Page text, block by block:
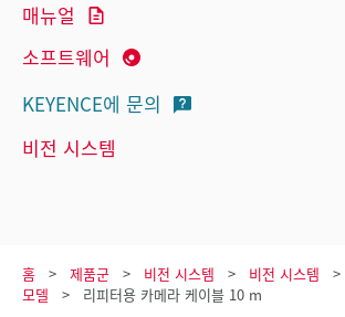
매뉴얼
소프트웨어
KEYENCE에 문의
비전 시스템
홈 제품군 비전 시스템 비전 시스템
모델
리피터용 카메라 케이블 10 m